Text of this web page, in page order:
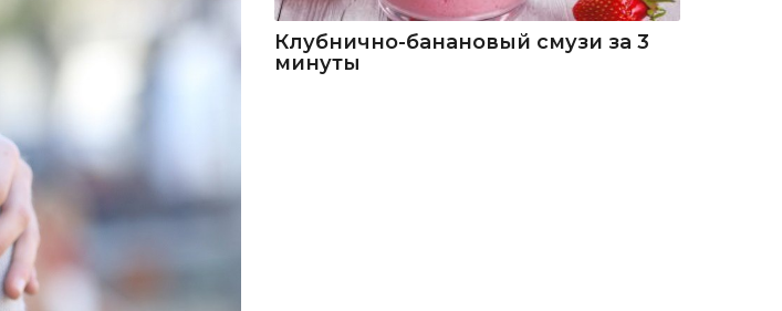
Клубнично-банановый смузи за 3
минуты